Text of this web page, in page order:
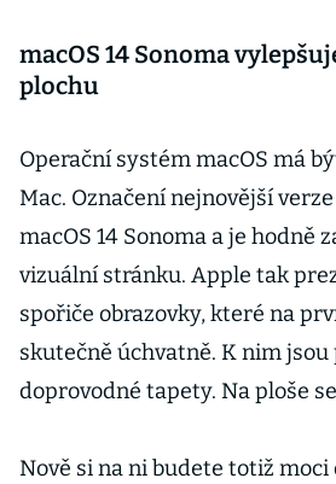
macOS 14 Sonoma
plochu
Operační systém macOS má
Mac. Označení nejnovější
macOS 14 Sonoma a je hodně
vizuální stránku. Apple tak
spořiče obrazovky, které na
skutečně úchvatně. K nim
doprovodné tapety. Na ploše
Nově si na ni budete totiž